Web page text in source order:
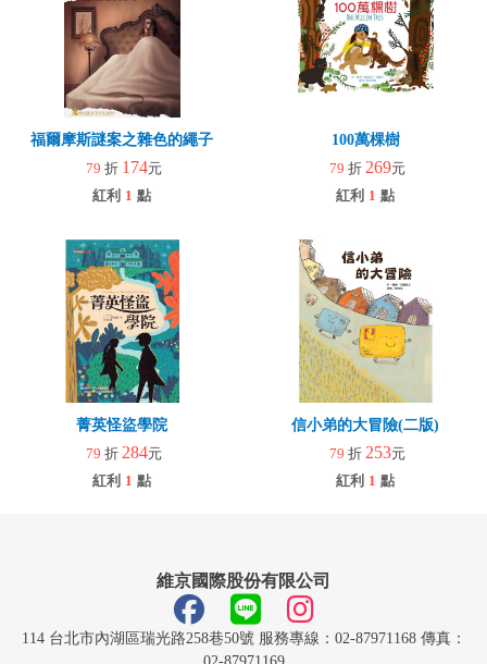
福爾摩斯謎案之雜色的繩子
79 折 174元
紅利 1 點
100萬棵樹
79 折 269元
紅利 1 點
菁英怪盜學院
79 折 284元
紅利 1 點
信小弟的大冒險(二版)
79 折 253元
紅利 1 點
維京國際股份有限公司
114 台北市內湖區瑞光路258巷50號 服務專線：02-87971168 傳真：